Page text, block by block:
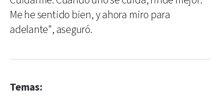
Me he sentido bien, y ahora miro para
adelante", aseguró.
Temas: